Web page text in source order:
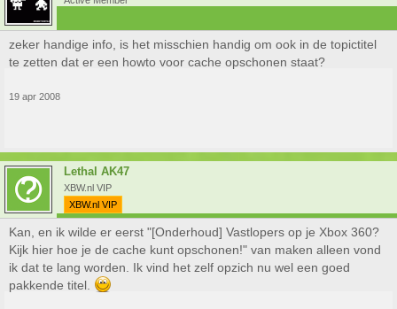
zeker handige info, is het misschien handig om ook in de topictitel
te zetten dat er een howto voor cache opschonen staat?
19 apr 2008
Lethal AK47
XBW.nl VIP
XBW.nl VIP
Kan, en ik wilde er eerst "[Onderhoud] Vastlopers op je Xbox 360?
Kijk hier hoe je de cache kunt opschonen!" van maken alleen vond
ik dat te lang worden. Ik vind het zelf opzich nu wel een goed
pakkende titel.